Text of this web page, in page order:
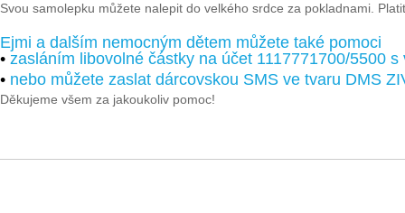
Svou samolepku můžete nalepit do velkého srdce za pokladnami.
Ejmi a dalším nemocným dětem můžete také pomoci
• zasláním libovolné částky na účet 1117771700/5500
• nebo můžete zaslat dárcovskou SMS ve tvaru DMS
Děkujeme všem za jakoukoliv pomoc!